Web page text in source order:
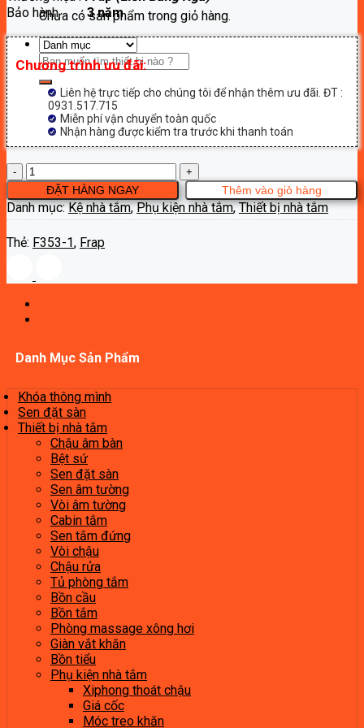
Chưa có sản phẩm trong giỏ hàng.
Tìm
kiếm:
940,000₫.
Bảo hành :3 năm
Chương trình ưu đãi:
Liên hệ trực tiếp cho chúng tôi để nhận thêm ưu đãi. ĐT :
0931.517.715
Miễn phí vận chuyển toàn quốc
Nhận hàng được kiểm tra trước khi thanh toán
Kệ
thẳng
đôi
Frap
1
lượng
Thêm vào giỏ hàng
ĐẶT HÀNG NGAY
Danh mục:Kệ nhà tắm,Phụ kiện nhà tắm,Thiết bị nhà tắm
Thẻ: F353-1, Frap
Danh Mục Sản Phẩm
Khóa thông mình
Sen đặt sàn
Thiết bị nhà tắm
Chậu âm bàn
Bệt sứ
Sen đặt sàn
Sen âm tường
Vòi âm tường
Cabin tắm
Sen tắm đứng
Vòi chậu
Chậu rửa
Tủ phòng tắm
Bồn cầu
Bồn tắm
Phòng massage xông hơi
Giàn vắt khăn
Bồn tiểu
Phụ kiện nhà tắm
Xiphong thoát chậu
Giá cốc
Móc treo khăn